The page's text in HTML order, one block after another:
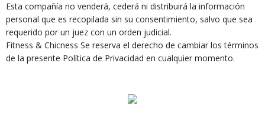
Esta compañía no venderá, cederá ni distribuirá la información
personal que es recopilada sin su consentimiento, salvo que sea
requerido por un juez con un orden judicial.
Fitness & Chicness Se reserva el derecho de cambiar los términos
de la presente Política de Privacidad en cualquier momento.